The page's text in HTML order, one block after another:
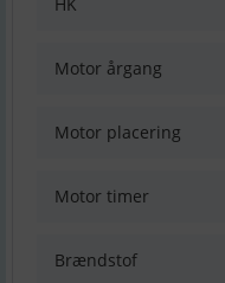
HK
Motor årgang
Motor placering
Motor timer
Brændstof